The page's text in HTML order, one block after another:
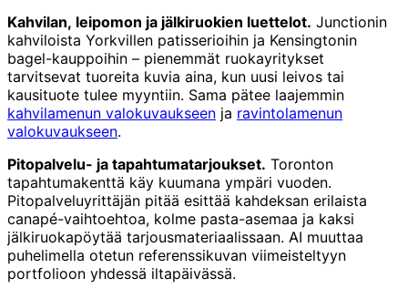
Kahvilan, leipomon ja jälkiruokien luettelot. Junctionin
kahviloista Yorkvillen patisserioihin ja Kensingtonin
bagel-kauppoihin – pienemmät ruokayritykset
tarvitsevat tuoreita kuvia aina, kun uusi leivos tai
kausituote tulee myyntiin. Sama pätee laajemmin
kahvilamenun valokuvaukseen ja ravintolamenun
valokuvaukseen.
Pitopalvelu- ja tapahtumatarjoukset. Toronton
tapahtumakenttä käy kuumana ympäri vuoden.
Pitopalveluyrittäjän pitää esittää kahdeksan erilaista
canapé-vaihtoehtoa, kolme pasta-asemaa ja kaksi
jälkiruokapöytää tarjousmateriaalissaan. AI muuttaa
puhelimella otetun referenssikuvan viimeisteltyyn
portfolioon yhdessä iltapäivässä.